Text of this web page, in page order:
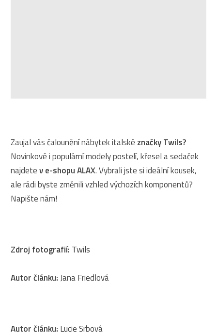
Zaujal vás čalounění nábytek italské značky Twils?
Novinkové i populární modely postelí, křesel a sedaček
najdetev e-shopu ALAX. Vybrali jste si ideální kousek,
ale rádi byste změnili vzhled výchozích komponentů?
Napište nám!
Zdroj fotografií: Twils
Autor článku:Jana Friedlová
Autor článku: Lucie Srbová